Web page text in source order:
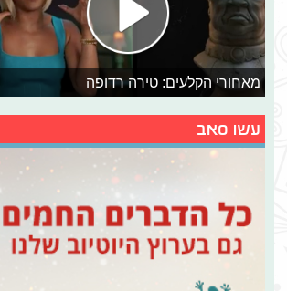
מאחורי הקלעים: טירה רדופה
עשו סאב